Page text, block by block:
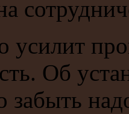
усилит
Об